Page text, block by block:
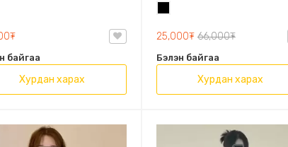
сул загвартай
байгаа
Хурдан харах
25,000₮ 66,000₮
Бэлэн байгаа
Хурдан харах